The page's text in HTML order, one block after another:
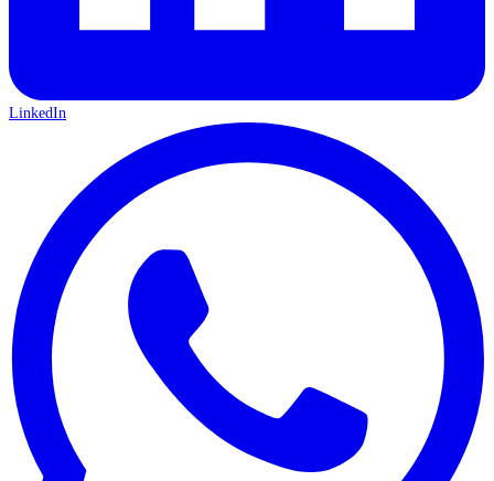
LinkedIn